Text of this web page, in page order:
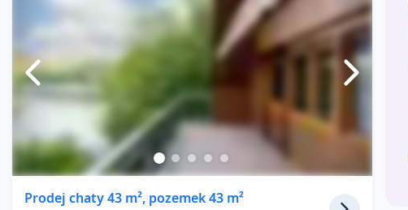
Prodej chaty 43 m², pozemek 43 m²